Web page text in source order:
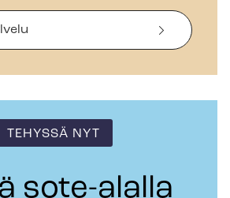
TEHYSSÄ NYT
sote-alalla